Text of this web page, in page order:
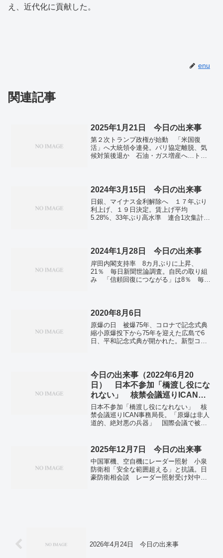
え、近代化に貢献した。
enu
関連記事
2025年1月21日 今日の出来事
第２次トランプ政権が始動 「米国復
活」へ大統領令連発。パリ協定離脱、気
候対策後退か 石油・ガス増産へ…トラ
主な企業。キャベツ高騰、１キロ５５３
円 天候不順、食卓に打撃。２～４月、
気温高く 降水は平年並みか少ない…気
象庁。中国人の観光ビザ緩和に批判
続々 自民部会「拙速」「不要」。米軍
アップ…厚労省。台湾南部でＭ６・４
１５人けが、建物倒壊も。現職大統領、
史上初の出廷 尹氏「自由民主主義が信
念」…憲法裁で第３回弁論・韓国。
2024年3月15日 今日の出来事
日銀、マイナス金利解除へ １７年ぶり
利上げ、１９日決定。賃上げ平均
5.28%、33年ぶり高水準 連合1次集計。
人喚問を。バイデン氏、激戦州てこ入
領、ＵＳスチール「国内で所有、運営
を」 労組に伝達、日鉄の買収で。盟友
キューバに「沈黙の抗議」 北朝鮮、韓
模原、文案を担当者が内容調整。大谷翔
平 長身女性と微笑み2ショット 球団公
式Xに写真。福島県で震度5弱の地震 奄
美大島近海で地震、奄美市と喜界町で震
度４。
2024年1月28日 今日の出来事
岸田内閣支持率 8カ月ぶりに上昇、
21％ 毎日新聞世論調査。自民の取り組
み 「信頼回復につながる」は8％ 毎日
核弾頭搭載可能か。
2020年8月6日
原爆の日 被爆75年、コロナで記念式典
縮小原爆投下から75年を迎えた広島で6
日、平和記念式典が開かれた。新型コロ
下し、約14...
今日の出来事（2022年6月20
日） 日本不参加「橋渡し役にな
れない」 核禁会議巡りICAN事
務局長
日本不参加「橋渡し役になれない」 核
禁会議巡りICAN事務局長。「原爆は非人
道的、絶対悪の兵器」 国際会議で被団
ャリア官僚 東大出身者が過去最少、女
性合格者が過去最多。物価高騰、与党に
逆風 「反マクロン」鮮明に―仏下院
選。国内、新たに7800人感染 前週比
156人減―新型コロナ。沖縄、全国で最も
2025年12月7日 今日の出来事
中国軍機、空自機にレーダー照射 小泉
防衛相「安全な範囲超える」と抗議。日
豪防衛相会談 レーダー照射受け対中抑
量死は「自然災害」か…激甚災害指定求
める声も。
2026年4月24日 今日の出来事